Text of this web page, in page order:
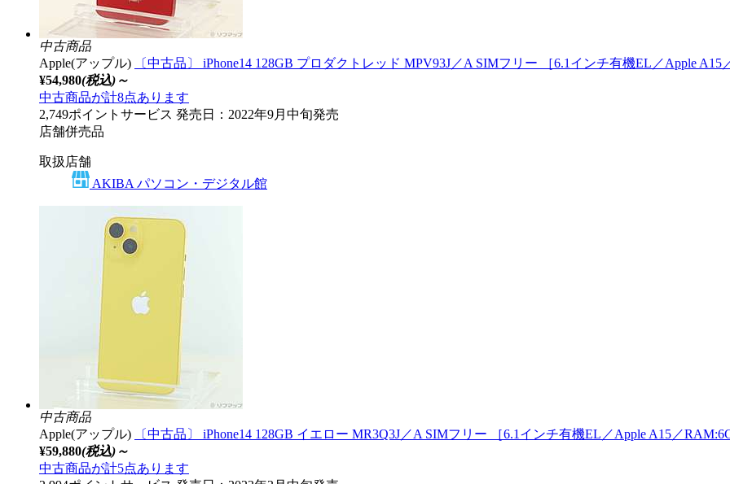
中古商品
Apple(アップル)
〔中古品〕 iPhone14 128GB プロダクトレッド MPV93J／A SIMフリー ［6.1インチ有機EL／Apple A15
¥54,980(税込)～
中古商品が計8点あります
2,749ポイントサービス 発売日：2022年9月中旬発売
店舗併売品
取扱店舗
AKIBA パソコン・デジタル館
中古商品
Apple(アップル)
〔中古品〕 iPhone14 128GB イエロー MR3Q3J／A SIMフリー ［6.1インチ有機EL／Apple A15／
¥59,880(税込)～
中古商品が計5点あります